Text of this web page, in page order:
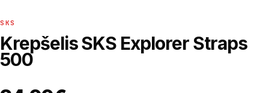
SKS
Krepšelis SKS Explorer Straps
500